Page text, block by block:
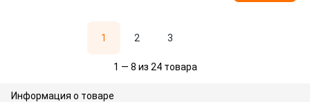
1 2 3
1 — 8 из 24 товара
Информация о товаре